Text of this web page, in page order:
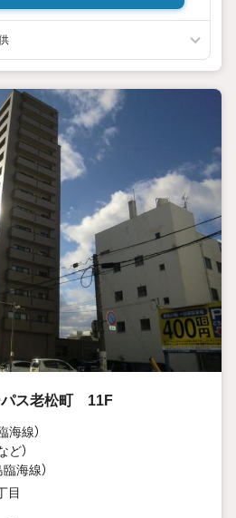
ス老松町 11F
海線）
ど）
海線）
目